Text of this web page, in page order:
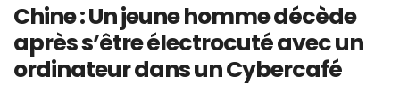
Chine : Un jeune homme décède
après s’être électrocuté avec un
ordinateur dans un Cybercafé